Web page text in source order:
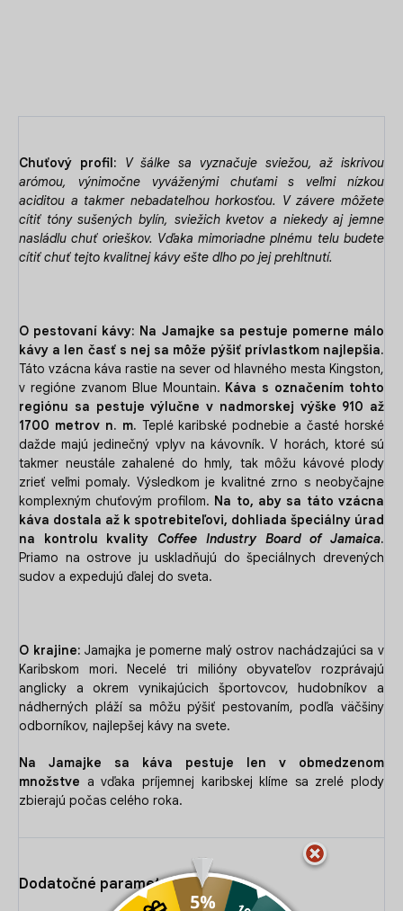
Chuťový profil: V šálke sa vyznačuje sviežou, až iskrivou
arómou, výnimočne vyváženými chuťami s veľmi nízkou
aciditou a takmer nebadateľnou horkosťou. V závere môžete
cítiť tóny sušených bylín, sviežich kvetov a niekedy aj jemne
nasládlu chuť orieškov. Vďaka mimoriadne plnému telu budete
cítiť chuť tejto kvalitnej kávy ešte dlho po jej prehltnutí.
O pestovaní kávy: Na Jamajke sa pestuje pomerne málo
kávy a len časť s nej sa môže pýšiť prívlastkom najlepšia.
Táto vzácna káva rastie na sever od hlavného mesta Kingston,
v regióne zvanom Blue Mountain. Káva s označením tohto
regiónu sa pestujevýlučne v nadmorskej výške 910 až
1700 metrov n. m. Teplé karibské podnebie a časté horské
dažde majú jedinečný vplyv na kávovník. V horách, ktoré sú
takmer neustále zahalené do hmly, tak môžu kávové plody
zrieť veľmi pomaly. Výsledkom je kvalitné zrno s neobyčajne
komplexným chuťovým profilom. Na to, aby sa táto vzácna
káva dostala až k spotrebiteľovi, dohliada špeciálny úrad
na kontrolu kvality Coffee Industry Board of Jamaica.
Priamo na ostrove ju uskladňujú do špeciálnych drevených
sudov a expedujú ďalej do sveta.
O krajine:Jamajka je pomerne malý ostrov nachádzajúci sa v
Karibskom mori. Necelé tri milióny obyvateľov rozprávajú
anglicky a okrem vynikajúcich športovcov, hudobníkov a
nádherných pláží sa môžu pýšiť pestovaním, podľa väčšiny
odborníkov, najlepšej kávy na svete.
Na Jamajke sa káva pestuje len v obmedzenom
množstve a vďaka príjemnej karibskej klíme sa zrelé plody
zbierajú počas celého roka.
Dodatočné parametre